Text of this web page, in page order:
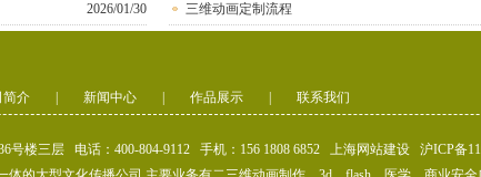
2026/01/30 三维动画定制流程
简介 新闻中心 作品展示 联系我们
号楼三层 电话：400-804-9112 手机：156 1808 6852 上海网站建设
沪ICP备